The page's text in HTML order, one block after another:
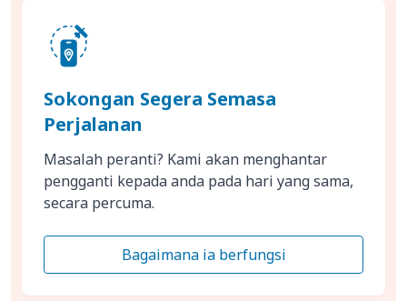
Sokongan Segera Semasa
Perjalanan
Masalah peranti? Kami akan menghantar
pengganti kepada anda pada hari yang sama,
secara percuma.
Bagaimana ia berfungsi